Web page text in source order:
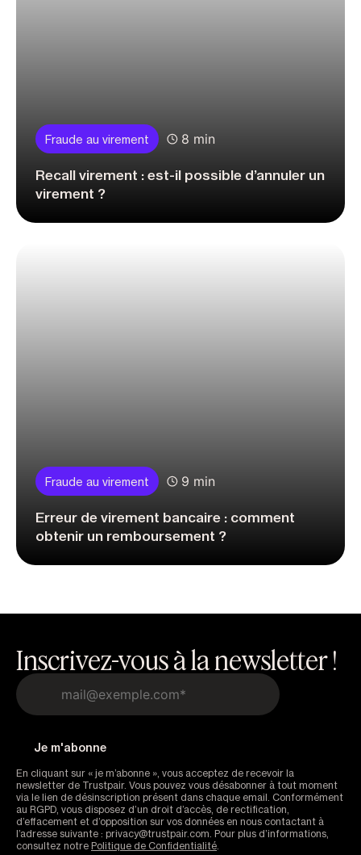
Fraude au virement 8 min
Recall virement : est-il possible d’annuler un
virement ?
Fraude au virement 9 min
Erreur de virement bancaire : comment
obtenir un remboursement ?
Inscrivez-vous à la newsletter !
En cliquant sur « je m’abonne », vous acceptez de recevoir la
newsletter de Trustpair. Vous pouvez vous désabonner à tout moment
via le lien de désinscription présent dans chaque email. Conformément
au RGPD, vous disposez d’un droit d’accès, de rectification,
d’effacement et d’opposition sur vos données en nous contactant à
l’adresse suivante : privacy@trustpair.com. Pour plus d’informations,
consultez notre Politique de Confidentialité